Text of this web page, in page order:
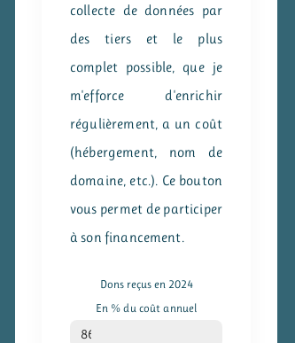
collecte de données par
des tiers et le plus
complet possible, que je
m'efforce d'enrichir
régulièrement, a un coût
(hébergement, nom de
domaine, etc.). Ce bouton
vous permet de participer
à son financement.
Dons reçus en 2024
En % du coût annuel
% du coût annuel
86